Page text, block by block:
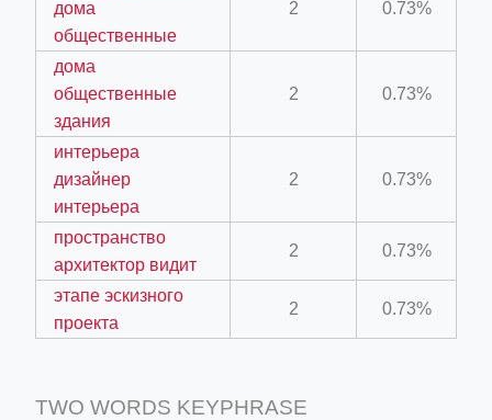
feed-calculator
дома
общественные
2 0.73%
дома
общественные
здания
2 0.73%
интерьера
дизайнер
интерьера
2 0.73%
пространство
архитектор видит
2 0.73%
этапе эскизного
проекта
2 0.73%
TWO WORDS KEYPHRASE